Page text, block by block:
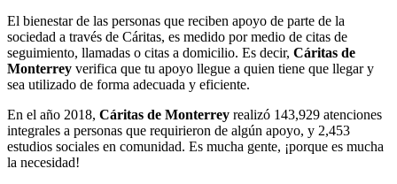
El bienestar de las personas que reciben apoyo de parte de la
sociedad a través de Cáritas, es medido por medio de citas de
seguimiento, llamadas o citas a domicilio. Es decir, Cáritas de
Monterrey verifica que tu apoyo llegue a quien tiene que llegar y
sea utilizado de forma adecuada y eficiente.
En el año 2018, Cáritas de Monterrey realizó 143,929 atenciones
integrales a personas que requirieron de algún apoyo, y 2,453
estudios sociales en comunidad. Es mucha gente, ¡porque es mucha
la necesidad!